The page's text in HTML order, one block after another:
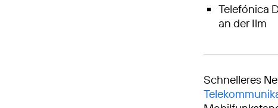
Telefónica
an der Ilm
Schnelleres